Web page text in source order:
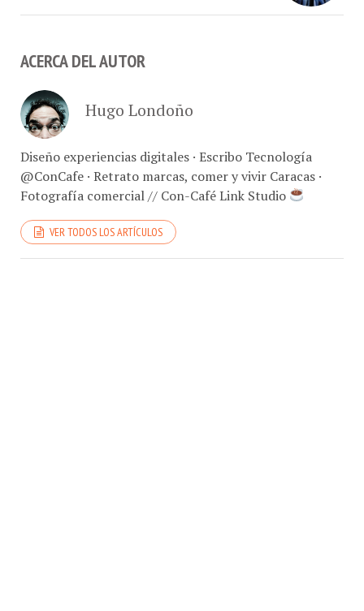
ACERCA DEL AUTOR
Hugo Londoño
Diseño experiencias digitales · Escribo Tecnología
@ConCafe · Retrato marcas, comer y vivir Caracas ·
Fotografía comercial // Con-Café Link Studio
VER TODOS LOS ARTÍCULOS